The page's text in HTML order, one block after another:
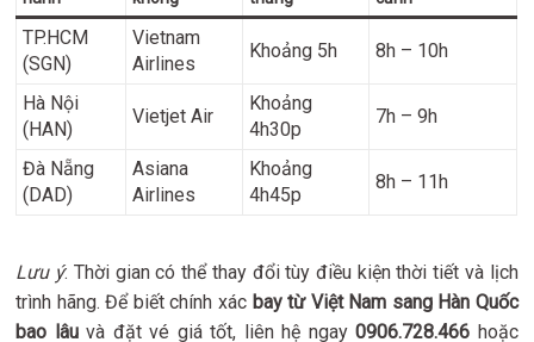
TP.HCM
(SGN)
Vietnam
Airlines
Khoảng 5h 8h – 10h
Hà Nội
(HAN)
Vietjet Air
Khoảng
4h30p
7h – 9h
Đà Nẵng
(DAD)
Asiana
Airlines
Khoảng
4h45p
8h – 11h
Lưu ý: Thời gian có thể thay đổi tùy điều kiện thời tiết và lịch
trình hãng. Để biết chính xác bay từ Việt Nam sang Hàn Quốc
bao lâuvà đặt vé giá tốt, liên hệ ngay0906.728.466 hoặc